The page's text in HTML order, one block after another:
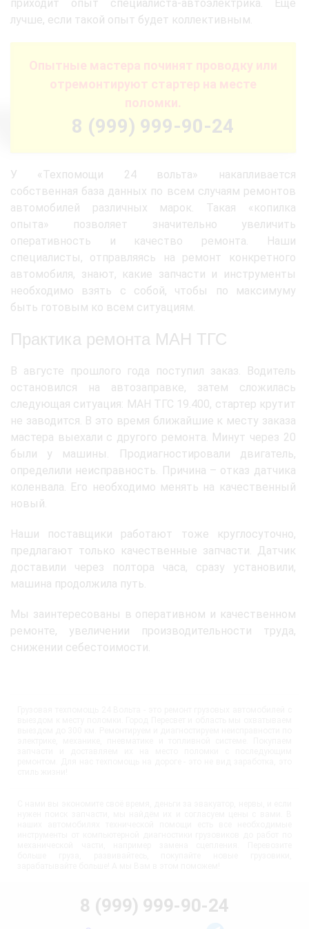
приходит опыт специалиста-автоэлектрика. Еще
лучше, если такой опыт будет коллективным.
Опытные мастера починят проводку или
отремонтируют стартер на месте
поломки.
8 (999) 999-90-24
У «Техпомощи 24 вольта» накапливается
собственная база данных по всем случаям ремонтов
автомобилей различных марок. Такая «копилка
опыта» позволяет значительно увеличить
оперативность и качество ремонта. Наши
специалисты, отправляясь на ремонт конкретного
автомобиля, знают, какие запчасти и инструменты
необходимо взять с собой, чтобы по максимуму
быть готовым ко всем ситуациям.
Практика ремонта МАН ТГС
В августе прошлого года поступил заказ. Водитель
остановился на автозаправке, затем сложилась
следующая ситуация: МАН ТГС 19.400, стартер крутит
не заводится. В это время ближайшие к месту заказа
мастера выехали с другого ремонта. Минут через 20
были у машины. Продиагностировали двигатель,
определили неисправность. Причина – отказ датчика
коленвала. Его необходимо менять на качественный
новый.
Наши поставщики работают тоже круглосуточно,
предлагают только качественные запчасти. Датчик
доставили через полтора часа, сразу установили,
машина продолжила путь.
Мы заинтересованы в оперативном и качественном
ремонте, увеличении производительности труда,
снижении себестоимости.
8 (999) 999-90-24